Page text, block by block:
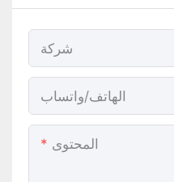
شركة
الهاتف/واتساب
المحتوى